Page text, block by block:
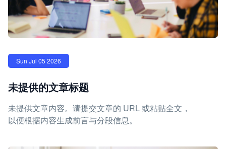
Sun Jul 05 2026
未提供的文章标题
未提供文章内容。请提交文章的 URL 或粘贴全文，
以便根据内容生成前言与分段信息。